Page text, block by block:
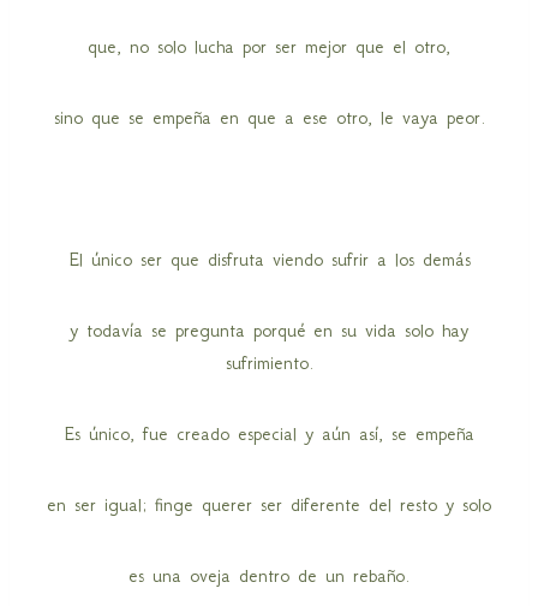
que, no solo lucha por ser mejor que el otro,
sino que se empeña en que a ese otro, le vaya peor.
El único ser que disfruta viendo sufrir a los demás
y todavía se pregunta porqué en su vida solo hay
sufrimiento.
Es único, fue creado especial y aún así, se empeña
en ser igual; finge querer ser diferente del resto y solo
es una oveja dentro de un rebaño.